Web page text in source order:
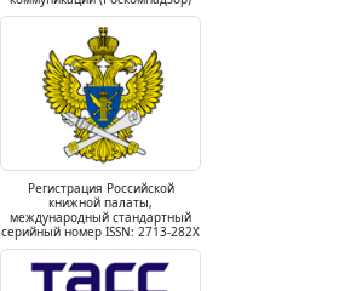
Регистрация Российской
книжной палаты,
международный стандартный
серийный номер ISSN: 2713-282X